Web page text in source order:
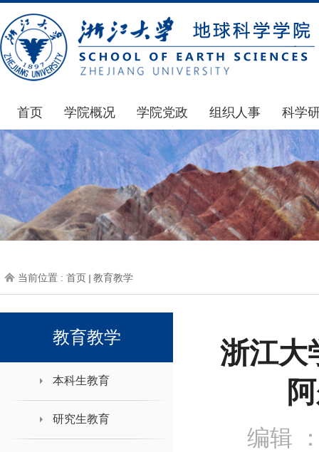
首页 学院概况
学院简介
发展简史
组织机构
师资力量
学院院刊
学院党政
通知公告
学院发文
党委会议纪要
党政联席会议纪要
办事指南
组织人事
通知公告
博士后管理
人才招聘
年度考核
下载专区
科学
国家
科研
通知
科研
地科
当前位置 : 首页 教育教学
教育教学
本科生教育
研究生教育
浙江大
编辑